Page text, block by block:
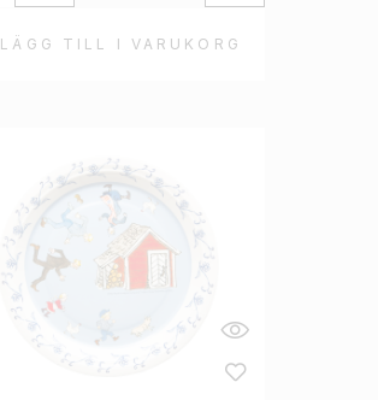
LÄGG TILL I VARUKORG